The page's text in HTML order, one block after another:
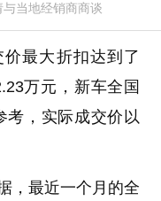
当地经销商商谈
最大折扣达到了
万元，新车全国
考，实际成交价以
，最近一个月的全